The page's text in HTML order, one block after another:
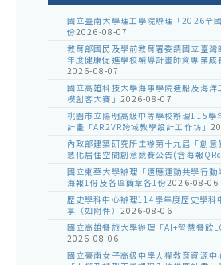
國立臺南大學理工學院辦理「2026全
份2026-08-07
教育部國民及學前教育署委請國立臺
年度健康促進學校輔導計畫師資專業
2026-08-07
國立高雄科技大學海事學院造船及海
模創客大賽」 2026-08-07
桃園市立陽明高級中等學校辦理115學
計畫「AR2VR跨域教學設計工作坊」
內政部建築研究所主辦第十九屆「創
慧化居住空間創意競賽公告(含海報
國立東華大學辦理「適應運動共學行動
海報1份及各區簡章各1份2026-08-06
歷史學科中心辦理114學年度歷史學科
享（如附件） 2026-08-06
國立高雄餐旅大學辦理「AI+智慧餐飲
2026-08-06
國立臺南女子高級中學人權教育資源